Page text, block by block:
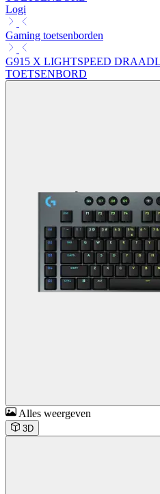
Logi
Gaming toetsenborden
G915 X LIGHTSPEED
TOETSENBORD
Alles weergeven
3D